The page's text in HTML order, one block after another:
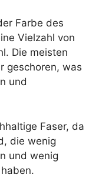
Farbe des
Vielzahl von
Die meisten
geschoren, was
und
Faser, da
die wenig
und wenig